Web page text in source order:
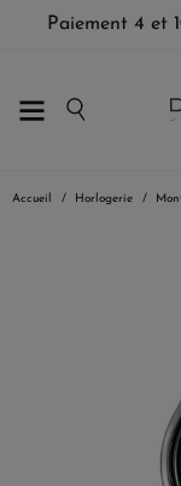
Paiement 4 et
Accueil Horlogerie